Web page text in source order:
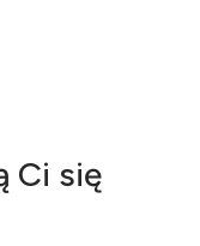
Ci się